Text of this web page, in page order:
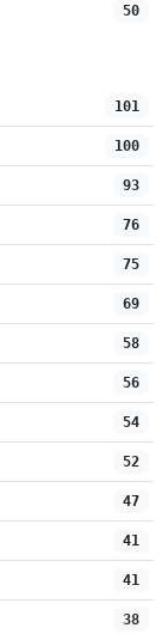
50
101
100
93
76
75
69
58
56
54
52
47
41
41
38